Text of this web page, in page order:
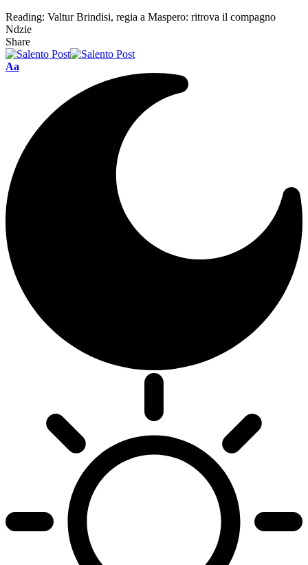
Reading: Valtur Brindisi, regia a Maspero: ritrova il compagno
Ndzie
Share
Aa